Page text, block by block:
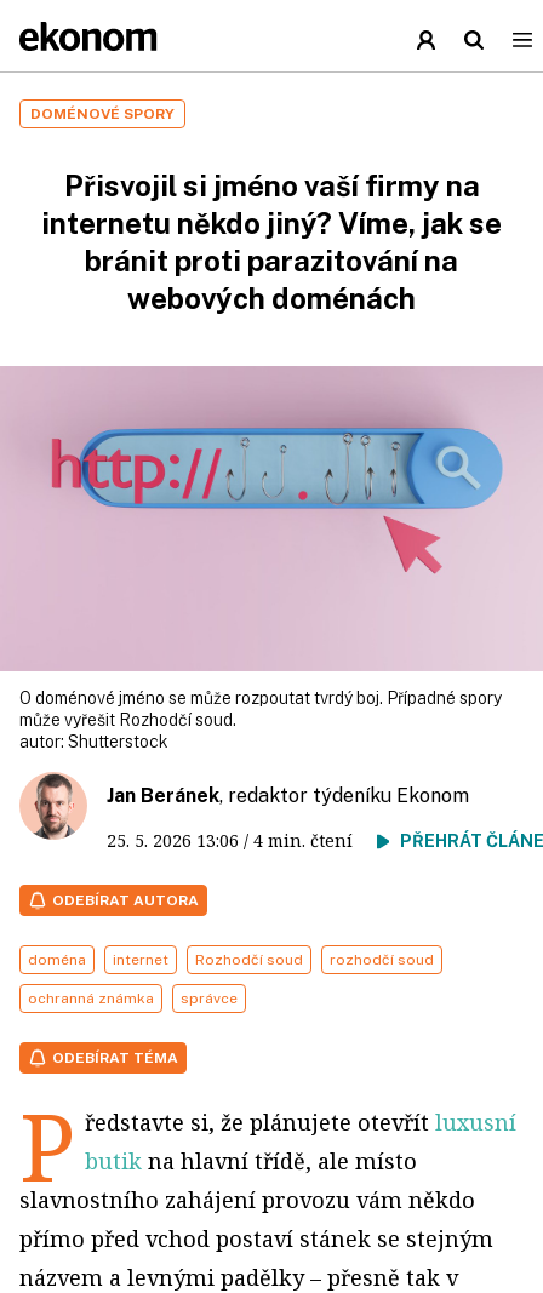
DOMÉNOVÉ SPORY
Přisvojil si jméno vaší firmy na
internetu někdo jiný? Víme, jak se
bránit proti parazitování na
webových doménách
O doménové jméno se může rozpoutat tvrdý boj. Případné spory
může vyřešit Rozhodčí soud.
autor: Shutterstock
Jan Beránek, redaktor týdeníku Ekonom
25. 5. 2026 13:06 / 4 min. čtení PŘEHRÁT
ODEBÍRAT AUTORA
doména internet Rozhodčí soud rozhodčí soud
ochranná známka správce
ODEBÍRAT TÉMA
P ředstavte si, že plánujete otevřít luxusní
butik na hlavní třídě, ale místo
slavnostního zahájení provozu vám někdo
přímo před vchod postaví stánek se stejným
názvem a levnými padělky – přesně tak v